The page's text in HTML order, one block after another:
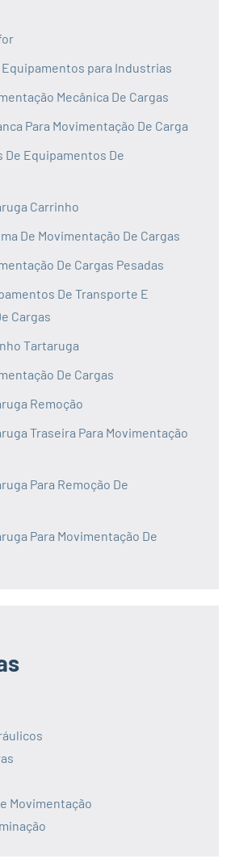
Equipamentos para Industrias
Mecânica De Cargas
Para Movimentação De Carga
De Equipamentos De
Carrinho
De Movimentação De Cargas
De Cargas Pesadas
De Transporte E
Cargas
Tartaruga
De Cargas
Remoção
Traseira Para Movimentação
Para Remoção De
Para Movimentação De
Movimentação